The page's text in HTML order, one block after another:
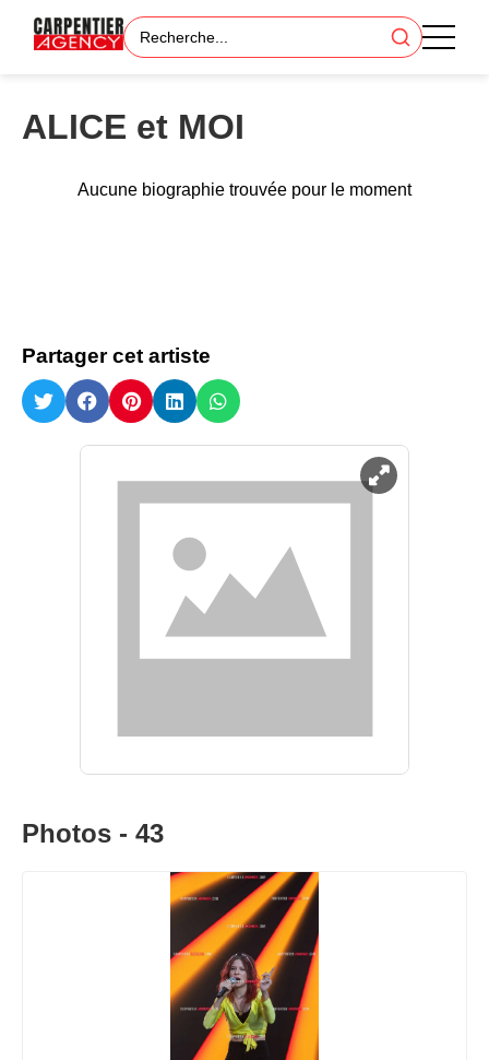
ALICE et MOI
Aucune biographie trouvée pour le moment
Partager cet artiste
Photos - 43